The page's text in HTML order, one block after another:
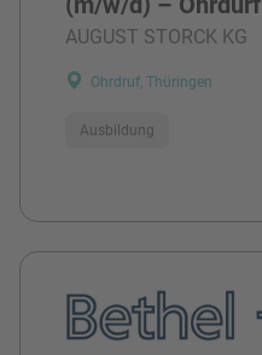
AUGUST STORCK KG
Ohrdruf, Thüringen
Ausbildung